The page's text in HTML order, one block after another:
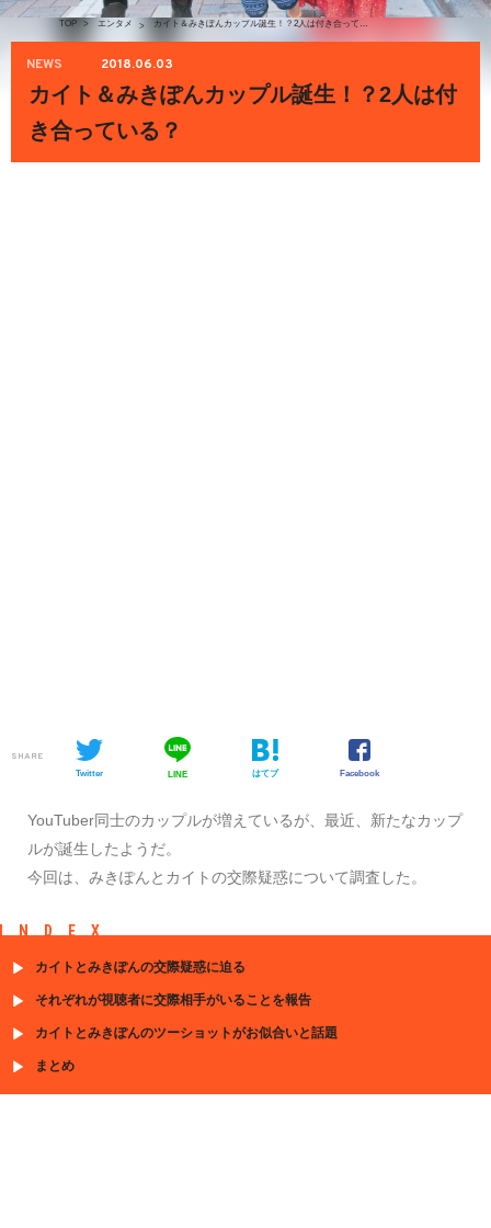
TOP > エンタメ > カイト＆みきぽんカップル誕生！？2人は付き合っている？
NEWS 2018.06.03
カイト＆みきぽんカップル誕生！？2人は付
き合っている？
SHARE
Twitter LINE はてブ Facebook
YouTuber同士のカップルが増えているが、最近、新たなカップ
ルが誕生したようだ。
今回は、みきぽんとカイトの交際疑惑について調査した。
INDEX
カイトとみきぽんの交際疑惑に迫る
それぞれが視聴者に交際相手がいることを報告
カイトとみきぽんのツーショットがお似合いと話題
まとめ